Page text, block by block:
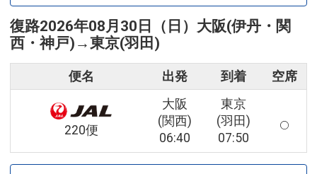
復路2026年08月30日（日） 大阪(伊丹・関
西・神戸) →東京(羽田)
便名 出発 到着 空席
220便
大阪
(関西)
06:40
東京
(羽田)
07:50